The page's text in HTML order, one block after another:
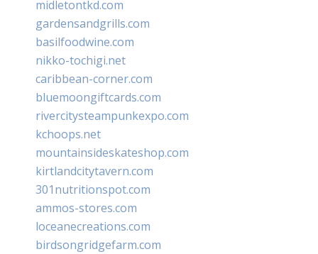
midletontkd.com
gardensandgrills.com
basilfoodwine.com
nikko-tochigi.net
caribbean-corner.com
bluemoongiftcards.com
rivercitysteampunkexpo.com
kchoops.net
mountainsideskateshop.com
kirtlandcitytavern.com
301nutritionspot.com
ammos-stores.com
loceanecreations.com
birdsongridgefarm.com